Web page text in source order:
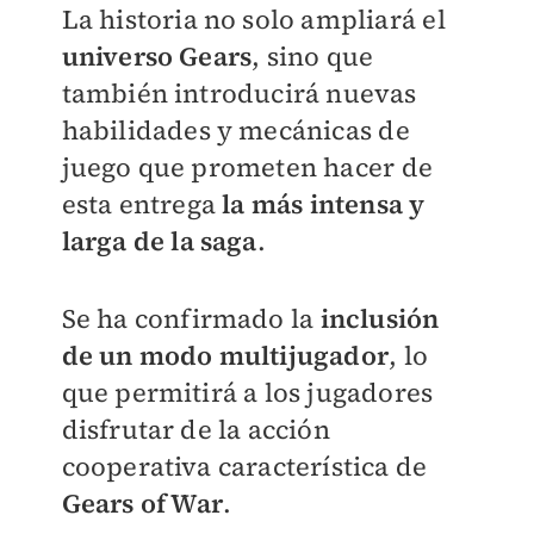
La historia no solo ampliará el
universo Gears, sino que
también introducirá nuevas
habilidades y mecánicas de
juego que prometen hacer de
esta entregala más intensa y
larga de la saga.
Se ha confirmado la inclusión
de un modo multijugador, lo
que permitirá a los jugadores
disfrutar de la acción
cooperativa característica de
Gears of War.